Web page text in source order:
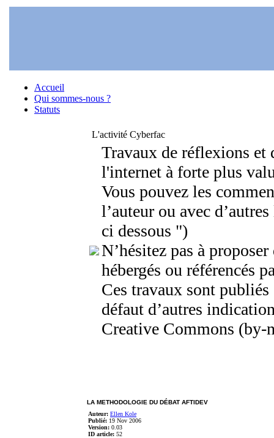
Accueil
Qui sommes-nous ?
Statuts
L'activité Cyberfac
Travaux de réflexions et
l'internet à forte plus
Vous pouvez les
l’auteur ou avec
ci dessous ")
N’hésitez pas à
hébergés ou référencés
Ces travaux sont
défaut d’autres
Creative Commons (by-
LA METHODOLOGIE DU DÉBAT AFTIDEV
Auteur: Ellen Kole
Publié: 19 Nov 2006
Version: 0.03
ID article: 52